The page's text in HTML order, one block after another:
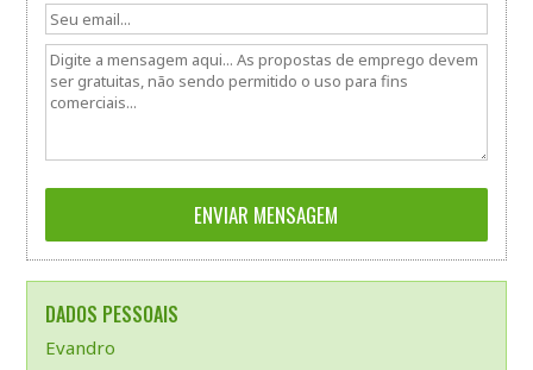
DADOS PESSOAIS
Evandro